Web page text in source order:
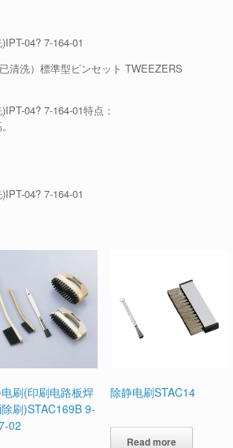
04? 7-164-01
清洗）標準型ピンセット TWEEZERS
04? 7-164-01特点：
04? 7-164-01
刷(印刷电路板焊
刷)STAC169B 9-
02
除静电刷STAC14
Read more